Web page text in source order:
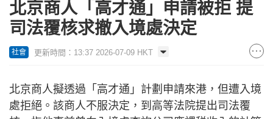
北京商人「高才通」申請被拒 提
司法覆核求撤入境處決定
社會 更新時間：13:37 2026-07-09 HKT
北京商人擬透過「高才通」計劃申請來港，但遭入境
處拒絕。該商人不服決定，到高等法院提出司法覆